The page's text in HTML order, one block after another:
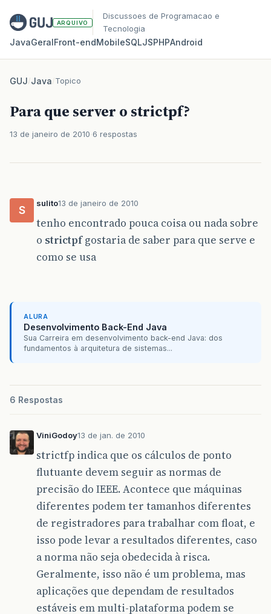
ARQUIVO
Discussoes de Programacao e
Tecnologia
JavaGeralFront‑endMobileSQLJSPHPAndroid
GUJ/Java/Topico
Para que server o strictpf?
13 de janeiro de 2010 6 respostas
S
sulito13 de janeiro de 2010
tenho encontrado pouca coisa ou nada sobre
o strictpfgostaria de saber para que serve e
como se usa
ALURA
Desenvolvimento Back-End Java
Sua Carreira em desenvolvimento back-end Java: dos
fundamentos à arquitetura de sistemas...
6 Respostas
ViniGodoy13 de jan. de 2010
strictfp indica que os cálculos de ponto
flutuante devem seguir as normas de
precisão do IEEE. Acontece que máquinas
diferentes podem ter tamanhos diferentes
de registradores para trabalhar com float, e
isso pode levar a resultados diferentes, caso
a norma não seja obedecida à risca.
Geralmente, isso não é um problema, mas
aplicações que dependam de resultados
estáveis em multi-plataforma podem se